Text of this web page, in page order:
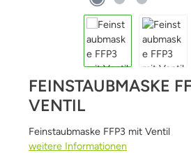
FEINSTAUBMASKE
VENTIL
Feinstaubmaske FFP3 mit Ventil
weitere Informationen